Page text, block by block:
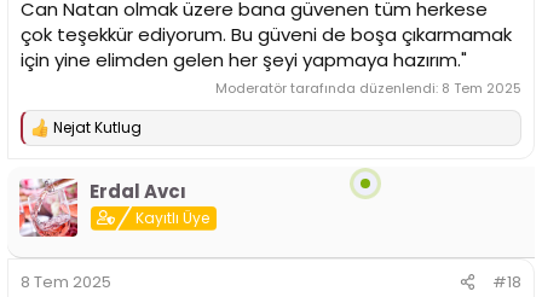
Can Natan olmak üzere bana güvenen tüm herkese
çok teşekkür ediyorum. Bu güveni de boşa çıkarmamak
için yine elimden gelen her şeyi yapmaya hazırım."
Moderatör tarafında düzenlendi: 8 Tem 2025
T
k
i
l
Nejat Kutlug
Erdal Avcı
Kayıtlı Üye
8 Tem 2025 #18